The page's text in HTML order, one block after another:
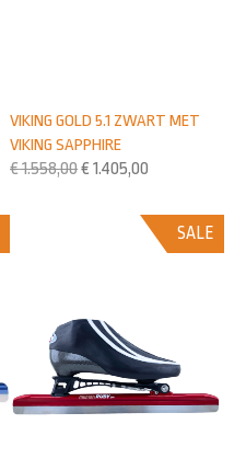
VIKING GOLD 5.1 ZWART MET
VIKING SAPPHIRE
€1.558,00€ 1.405,00
SALE